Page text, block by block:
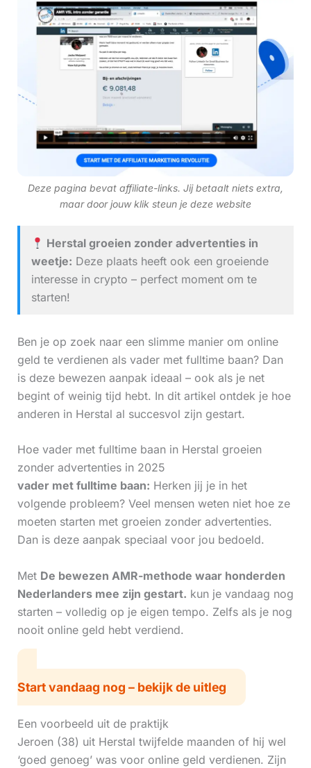
Deze pagina bevat affiliate-links. Jij betaalt niets extra,
maar door jouw klik steun je deze website
Herstal groeien zonder advertenties in
weetje: Deze plaats heeft ook een groeiende
interesse in crypto – perfect moment om te
starten!
Ben je op zoek naar een slimme manier om online
geld te verdienen als vader met fulltime baan? Dan
is deze bewezen aanpak ideaal – ook als je net
begint of weinig tijd hebt. In dit artikel ontdek je hoe
anderen in Herstal al succesvol zijn gestart.
Hoe vader met fulltime baan in Herstal groeien
zonder advertenties in 2025
vader met fulltime baan: Herken jij je in het
volgende probleem? Veel mensen weten niet hoe ze
moeten starten met groeien zonder advertenties.
Dan is deze aanpak speciaal voor jou bedoeld.
Met De bewezen AMR-methode waar honderden
Nederlanders mee zijn gestart. kun je vandaag nog
starten – volledig op je eigen tempo. Zelfs als je nog
nooit online geld hebt verdiend.
Start vandaag nog – bekijk de uitleg
Een voorbeeld uit de praktijk
Jeroen (38) uit Herstal twijfelde maanden of hij wel
‘goed genoeg’ was voor online geld verdienen. Zijn